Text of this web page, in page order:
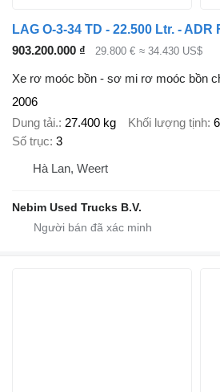
LAG O-3-34 TD - 22.500 Ltr. - ADR
903.200.000 ₫
29.800 € ≈ 34.430 US$
Xe rơ moóc bồn - sơ mi rơ moóc bồn
2006
Dung tải. 27.400 kg Khối lượng tịnh
Số trục 3
Hà Lan, Weert
Nebim Used Trucks B.V.